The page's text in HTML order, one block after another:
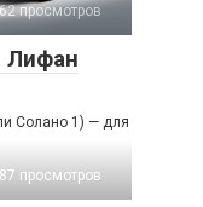
просмотров
Лифан
Солано 1) — для
87 просмотров